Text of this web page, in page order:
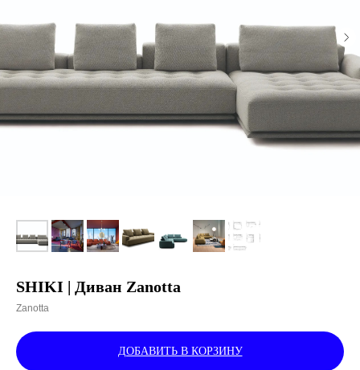
SHIKI | Диван Zanotta
Zanotta
ДОБАВИТЬ В КОРЗИНУ